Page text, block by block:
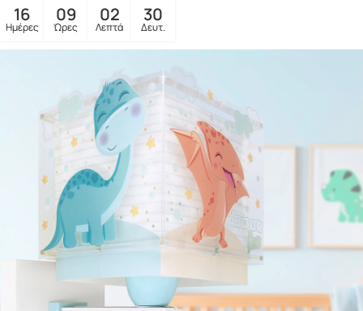
16
Ημέρες
09
Ώρες
02
Λεπτά
28
Δευτ.